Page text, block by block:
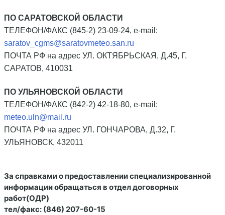
ПО САРАТОВСКОЙ ОБЛАСТИ
ТЕЛЕФОН/ФАКС (845-2) 23-09-24, e-mail:
saratov_cgms@saratovmeteo.san.ru
ПОЧТА РФ на адрес УЛ. ОКТЯБРЬСКАЯ, Д.45, Г.
САРАТОВ, 410031
ПО УЛЬЯНОВСКОЙ ОБЛАСТИ
ТЕЛЕФОН/ФАКС (842-2) 42-18-80, e-mail:
meteo.uln@mail.ru
ПОЧТА РФ на адрес УЛ. ГОНЧАРОВА, Д.32, Г.
УЛЬЯНОВСК, 432011
За справками о предоставлении специализированной
информации обращаться в отдел договорных
работ(ОДР)
тел/факс: (846) 207-60-15